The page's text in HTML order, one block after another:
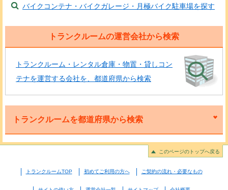
バイクコンテナ・バイクガレージ・月極バイク駐車場を探す
トランクルームの運営会社から検索
トランクルーム・レンタル倉庫・物置・貸しコン
テナを運営する会社を、都道府県から検索
トランクルームを都道府県から検索
このページのトップへ戻る
トランクルームTOP 初めてご利用の方へ ご契約の流れ・必要なもの